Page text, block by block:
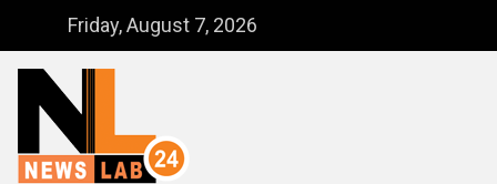
content
Friday, August 7, 2026